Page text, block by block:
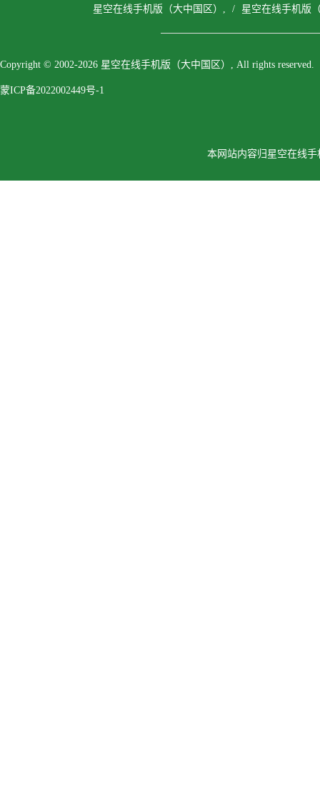
星空在线手机版（大中国区）, / 星空在线手机版
Copyright © 2002-2026 星空在线手机版（大中国区）, All rights reserved.
蒙ICP备2022002449号-1
本网站内容归星空在线